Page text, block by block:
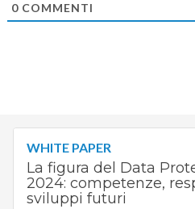
0COMMENTI
WHITE PAPER
La figura del Data
2024: competenze,
sviluppi futuri